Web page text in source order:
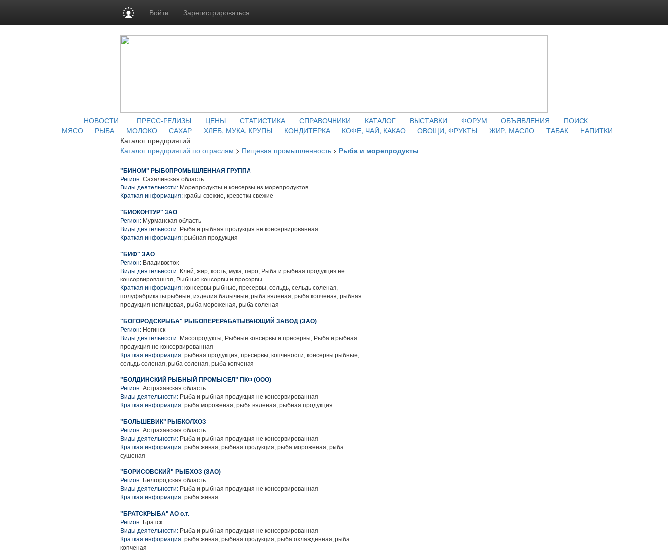
Войти Зарегистрироваться
НОВОСТИ ПРЕСС-РЕЛИЗЫ ЦЕНЫ СТАТИСТИКА СПРАВОЧНИКИ КАТАЛОГ ВЫСТАВКИ ФОРУМ ОБЪЯВЛЕНИЯ
ПОИСК
МЯСО
РЫБА МОЛОКО САХАР ХЛЕБ, МУКА, КРУПЫ КОНДИТЕРКА КОФЕ, ЧАЙ, КАКАО ОВОЩИ, ФРУКТЫ ЖИР, МАСЛО ТАБАК
НАПИТКИ
Каталог предприятий
Каталог предприятий по отраслям > Пищевая промышленность > Рыба и морепродукты
"БИНОМ" РЫБОПРОМЫШЛЕННАЯ ГРУППА
Регион: Сахалинская область
Виды деятельности: Морепродукты и консервы из морепродуктов
Краткая информация: крабы свежие, креветки свежие
"БИОКОНТУР" ЗАО
Регион: Мурманская область
Виды деятельности: Рыба и рыбная продукция не консервированная
Краткая информация: рыбная продукция
"БИФ" ЗАО
Регион: Владивосток
Виды деятельности: Клей, жир, кость, мука, перо, Рыба и рыбная продукция не
консервированная, Рыбные консервы и пресервы
Краткая информация: консервы рыбные, пресервы, сельдь, сельдь соленая,
полуфабрикаты рыбные, изделия балычные, рыба вяленая, рыба копченая, рыбная
продукция непищевая, рыба мороженая, рыба соленая
"БОГОРОДСКРЫБА" РЫБОПЕРЕРАБАТЫВАЮЩИЙ ЗАВОД (ЗАО)
Регион: Ногинск
Виды деятельности: Мясопродукты, Рыбные консервы и пресервы, Рыба и рыбная
продукция не консервированная
Краткая информация: рыбная продукция, пресервы, копчености, консервы рыбные,
сельдь соленая, рыба соленая, рыба копченая
"БОЛДИНСКИЙ РЫБНЫЙ ПРОМЫСЕЛ" ПКФ (ООО)
Регион: Астраханская область
Виды деятельности: Рыба и рыбная продукция не консервированная
Краткая информация: рыба мороженая, рыба вяленая, рыбная продукция
"БОЛЬШЕВИК" РЫБКОЛХОЗ
Регион: Астраханская область
Виды деятельности: Рыба и рыбная продукция не консервированная
Краткая информация: рыба живая, рыбная продукция, рыба мороженая, рыба
сушеная
"БОРИСОВСКИЙ" РЫБХОЗ (ЗАО)
Регион: Белгородская область
Виды деятельности: Рыба и рыбная продукция не консервированная
Краткая информация: рыба живая
"БРАТСКРЫБА" АО о.т.
Регион: Братск
Виды деятельности: Рыба и рыбная продукция не консервированная
Краткая информация: рыба живая, рыбная продукция, рыба охлажденная, рыба
копченая